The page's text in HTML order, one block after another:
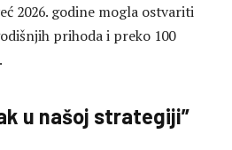
2026. godine mogla ostvariti
prihoda i preko 100
u našoj strategiji”